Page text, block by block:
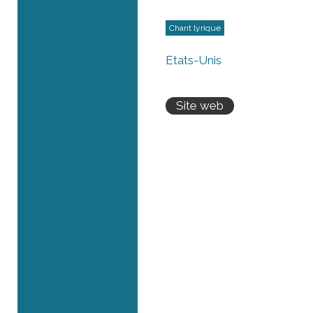
Chant lyrique
États-Unis
Site web